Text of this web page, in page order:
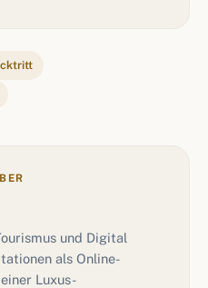
und Digital
als Online-
Luxus-